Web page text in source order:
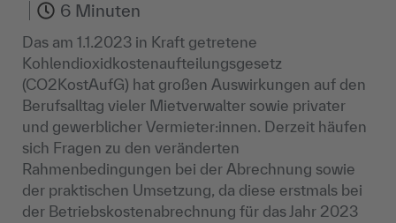
6 Minuten
Das am 1.1.2023 in Kraft getretene
Kohlendioxidkostenaufteilungsgesetz
(CO2KostAufG) hat großen Auswirkungen auf den
Berufsalltag vieler Mietverwalter sowie privater
und gewerblicher Vermieter:innen. Derzeit häufen
sich Fragen zu den veränderten
Rahmenbedingungen bei der Abrechnung sowie
der praktischen Umsetzung, da diese erstmals bei
der Betriebskostenabrechnung für das Jahr 2023